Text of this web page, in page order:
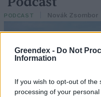
Greendex - Do Not
Information
If you wish to opt-out of
processing of your
PODCAST Novák Zsombor